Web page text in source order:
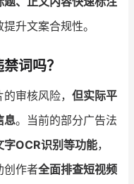
升文案合规性。
词吗？
审核风险， 但实际平
息。当前的部分广告法
字OCR识别等功能，
创作者全面排查短视频